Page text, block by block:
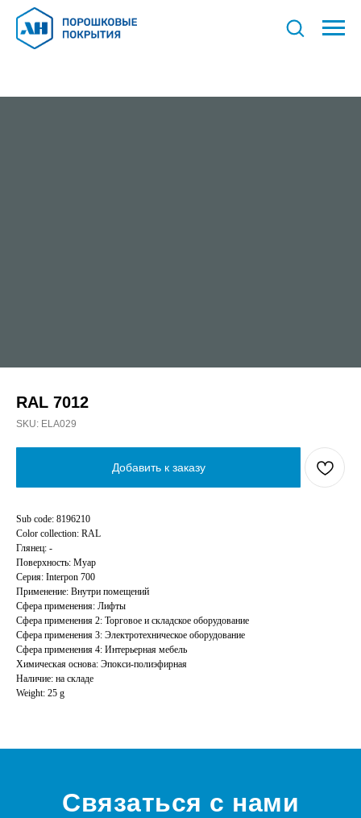
RAL 7012
SKU: ELA029
Добавить к заказу
Sub code: 8196210
Color collection: RAL
Глянец: -
Поверхность: Муар
Серия: Interpon 700
Применение: Внутри помещений
Сфера применения: Лифты
Сфера применения 2: Торговое и складское оборудование
Сфера применения 3: Электротехническое оборудование
Сфера применения 4: Интерьерная мебель
Химическая основа: Эпокси-полиэфирная
Наличие: на складе
Weight: 25 g
Связаться с нами